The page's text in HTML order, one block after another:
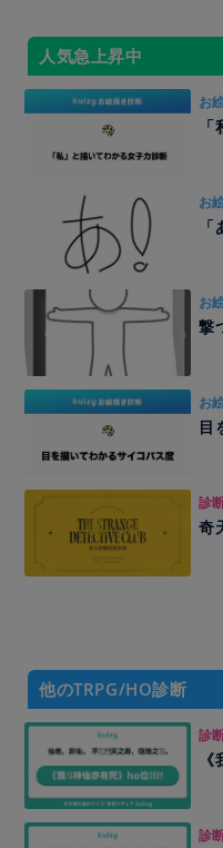
人気急上昇中
お
お
お
撃
お
目
診
奇
他のTRPG/HO診断
診
診